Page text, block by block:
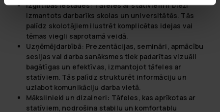
Izglītības iestādes:Tāfeles ar statīviem ir bieži
izmantots darbarīks skolas un universitātēs. Tās
palīdz skolotājiem ilustrēt komplicētas idejas vai
tēmas viegli saprotamā veidā.
Uzņēmējdarbībā: Prezentācijas, semināri, apmācību
sesijas vai darba sanāksmes tiek padarītas vizuāli
bagātīgas un efektīvas, izmantojot tāfeles ar
statīviem. Tās palīdz strukturēt informāciju un
uzlabot komunikāciju darba vietā.
Mākslinieki un dizaineri: Tāfeles, kas aprīkotas ar
statīviem, nodrošina stabilu un komfortablu